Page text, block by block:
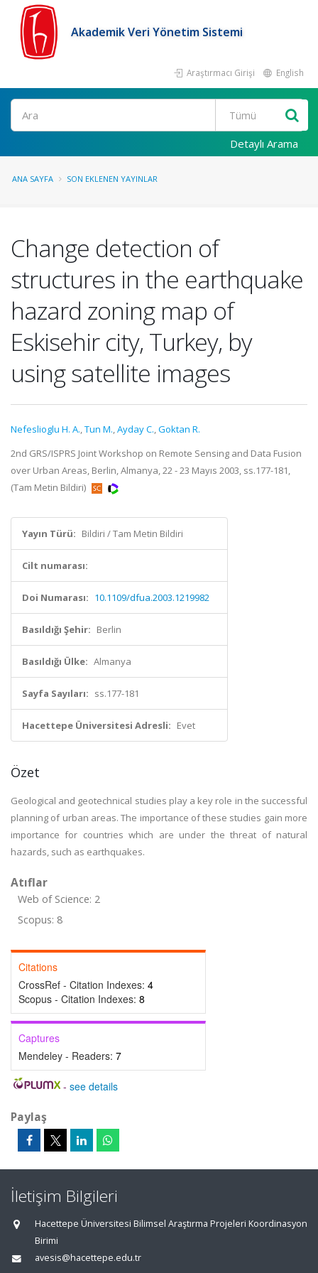
Akademik Veri Yönetim Sistemi
Araştırmacı Girişi English
Ara
Detaylı Arama
ANA SAYFA SON EKLENEN YAYINLAR
Change detection of
structures in the earthquake
hazard zoning map of
Eskisehir city, Turkey, by
using satellite images
Nefeslioglu H. A.,Tun M.,Ayday C.,Goktan R.
2nd GRS/ISPRS Joint Workshop on Remote Sensing and Data Fusion
over Urban Areas, Berlin, Almanya, 22 - 23 Mayıs 2003, ss.177-181,
(Tam Metin Bildiri)
Yayın Türü: Bildiri / Tam Metin Bildiri
Cilt numarası:
Doi Numarası: 10.1109/dfua.2003.1219982
Basıldığı Şehir: Berlin
Basıldığı Ülke: Almanya
Sayfa Sayıları: ss.177-181
Hacettepe Üniversitesi Adresli: Evet
Özet
Geological and geotechnical studies play a key role in the successful
planning of urban areas. The importance of these studies gain more
importance for countries which are under the threat of natural
hazards, such as earthquakes.
Atıflar
Web of Science: 2
Scopus: 8
Citations
CrossRef - Citation Indexes: 4
Scopus - Citation Indexes: 8
Captures
Mendeley - Readers: 7
- see details
Paylaş
İletişim Bilgileri
Hacettepe Üniversitesi Bilimsel Araştırma Projeleri Koordinasyon
Birimi
avesis@hacettepe.edu.tr